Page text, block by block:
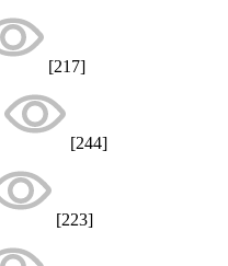
[217]
[244]
[223]